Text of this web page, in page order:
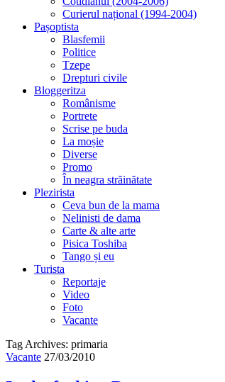
Curierul național (1994-2004)
Pașoptista
Blasfemii
Politice
Tzepe
Drepturi civile
Bloggeritza
Românisme
Portrete
Scrise pe buda
La moșie
Diverse
Promo
În neagra străinătate
Plezirista
Ceva bun de la mama
Nelinisti de dama
Carte & alte arte
Pisica Toshiba
Tango și eu
Turista
Reportaje
Video
Foto
Vacante
Tag Archives: primaria
Vacante 27/03/2010